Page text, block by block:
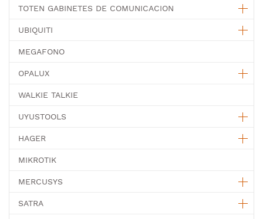
TOTEN GABINETES DE COMUNICACION
UBIQUITI
MEGAFONO
OPALUX
WALKIE TALKIE
UYUSTOOLS
HAGER
MIKROTIK
MERCUSYS
SATRA